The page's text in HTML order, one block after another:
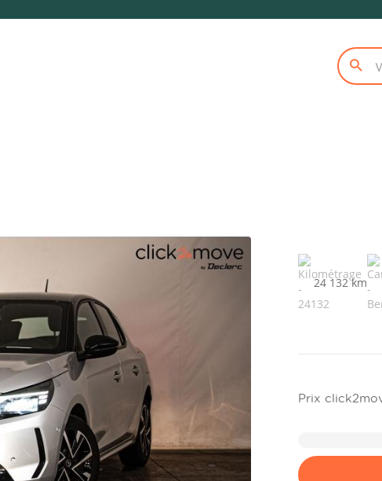
24 132 km
Prix